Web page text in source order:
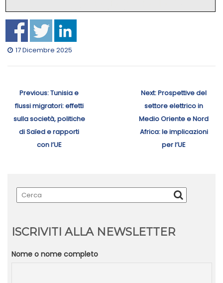
17 Dicembre 2025
articoli
Previous:Previous
post:
Tunisia e
flussi migratori: effetti
sulla società, politiche
di Saïed e rapporti
con l’UE
Next:Next
post:
Prospettive del
settore elettrico in
Medio Oriente e Nord
Africa: le implicazioni
per l’UE
ISCRIVITI ALLA NEWSLETTER
Nome o nome completo